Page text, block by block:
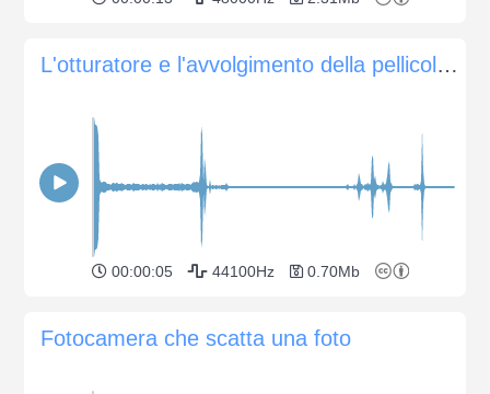
L'otturatore e l'avvolgimento della pellicola con la vecchia fotocamera Pentax SP1000
00:00:05 44100Hz 0.70Mb
Fotocamera che scatta una foto